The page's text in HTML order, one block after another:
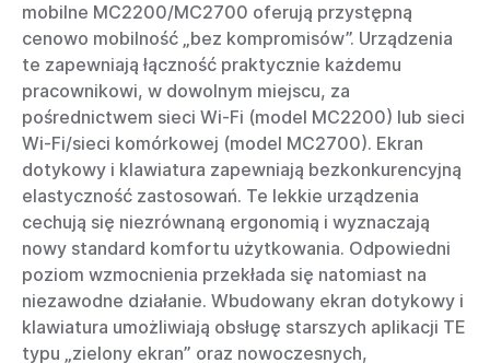
mobilne MC2200/MC2700 oferują przystępną
cenowo mobilność „bez kompromisów”. Urządzenia
te zapewniają łączność praktycznie każdemu
pracownikowi, w dowolnym miejscu, za
pośrednictwem sieci Wi-Fi (model MC2200) lub sieci
Wi-Fi/sieci komórkowej (model MC2700). Ekran
dotykowy i klawiatura zapewniają bezkonkurencyjną
elastyczność zastosowań. Te lekkie urządzenia
cechują się niezrównaną ergonomią i wyznaczają
nowy standard komfortu użytkowania. Odpowiedni
poziom wzmocnienia przekłada się natomiast na
niezawodne działanie. Wbudowany ekran dotykowy i
klawiatura umożliwiają obsługę starszych aplikacji TE
typu „zielony ekran” oraz nowoczesnych,